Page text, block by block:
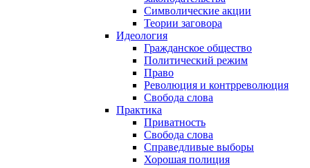
Символические акции
Теории заговора
Идеология
Гражданское общество
Политический режим
Право
Революция и контрреволюция
Свобода слова
Практика
Приватность
Свобода слова
Справедливые выборы
Хорошая полиция